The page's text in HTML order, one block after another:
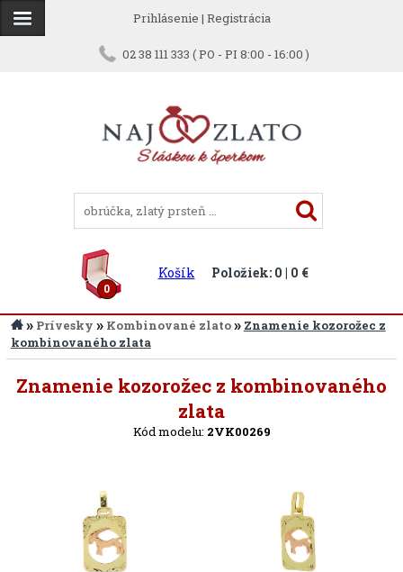
Prihlásenie | Registrácia
02 38 111 333 ( PO - PI 8:00 - 16:00 )
0
Košík Položiek: 0 | 0 €
» Prívesky » Kombinované zlato» Znamenie kozorožec z
kombinovaného zlata
Znamenie kozorožec z kombinovaného
zlata
Kód modelu: 2VK00269